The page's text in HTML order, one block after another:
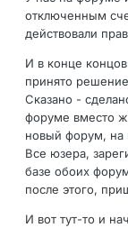
отключенным
действовали
И в конце
принято
Сказано -
форуме вместо
новый форум, на
Все юзера,
базе обоих
после этого,
И вот тут-то и